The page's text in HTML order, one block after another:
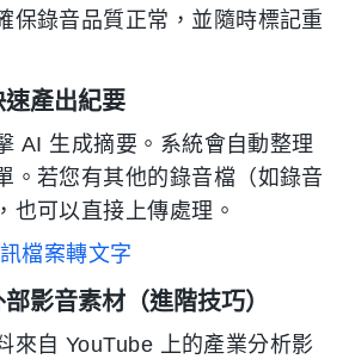
保錄音品質正常，並隨時標記重
產出紀要
AI 生成摘要。系統會自動整理
。若您有其他的錄音檔（如錄音
也可以直接上傳處理。
檔案轉文字
影音素材（進階技巧）
來自 YouTube 上的產業分析影